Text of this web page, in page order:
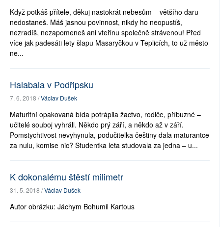
Když potkáš přítele, děkuj nastokrát nebesům – většího daru
nedostaneš. Máš jasnou povinnost, nikdy ho neopustíš,
nezradíš, nezapomeneš ani vteřinu společně strávenou! Před
více jak padesáti lety šlapu Masaryčkou v Teplicích, to už město
ne...
Halabala v Podřipsku
7. 6. 2018 /Václav Dušek
Maturitní opakovaná bída potrápila žactvo, rodiče, příbuzné –
učitelé souboj vyhráli. Někdo prý září, a někdo až v září.
Pomstychtivost nevyhynula, podučitelka češtiny dala maturantce
za nulu, komise nic? Studentka leta studovala za jedna – u...
K dokonalému štěstí milimetr
31. 5. 2018 /Václav Dušek
Autor obrázku: Jáchym Bohumil Kartous